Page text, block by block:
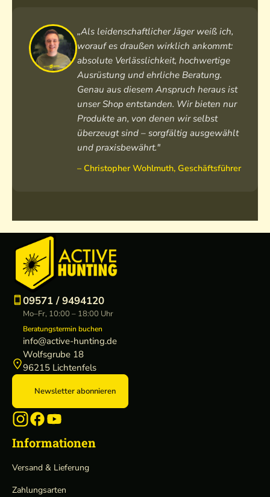
„Als leidenschaftlicher Jäger weiß ich,
worauf es draußen wirklich ankommt:
absolute Verlässlichkeit, hochwertige
Ausrüstung und ehrliche Beratung.
Genau aus diesem Anspruch heraus ist
unser Shop entstanden. Wir bieten nur
Produkte an, von denen wir selbst
überzeugt sind – sorgfältig ausgewählt
und praxisbewährt."
– Christopher Wohlmuth, Geschäftsführer
09571 / 9494120
Mo–Fr, 10:00 – 18:00 Uhr
Beratungstermin buchen
info@active-hunting.de
Wolfsgrube 18
96215 Lichtenfels
Newsletter abonnieren
Informationen
Versand & Lieferung
Zahlungsarten